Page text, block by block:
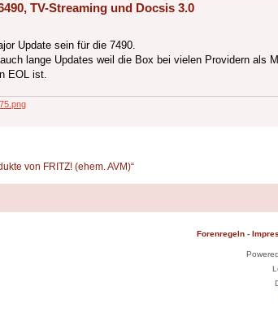
TV-Streaming und Docsis 3.0
Update sein für die 7490.
lange Updates weil die Box bei vielen Providern als
EOL ist.
von FRITZ! (ehem. AVM)“
Forenregeln -